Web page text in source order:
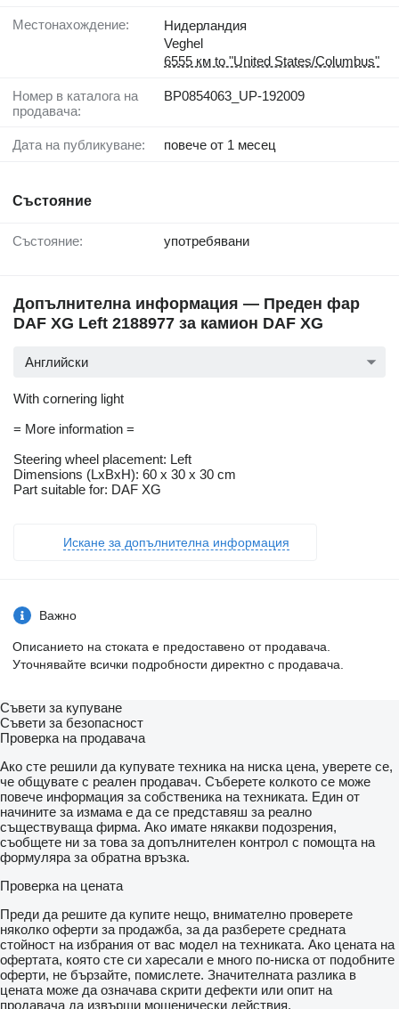
Местонахождение:
Нидерландия
Veghel
6555 км to "United States/Columbus"
Номер в каталога на
продавача:
BP0854063_UP-192009
Дата на публикуване: повече от 1 месец
Състояние
Състояние: употребявани
Допълнителна информация — Преден фар
DAF XG Left 2188977 за камион DAF XG
Английски
With cornering light
= More information =
Steering wheel placement: Left
Dimensions (LxBxH): 60 x 30 x 30 cm
Part suitable for: DAF XG
Искане за допълнителна информация
Важно
Описанието на стоката е предоставено от продавача.
Уточнявайте всички подробности директно с продавача.
Съвети за купуване
Съвети за безопасност
Проверка на продавача
Ако сте решили да купувате техника на ниска цена, уверете се,
че общувате с реален продавач. Съберете колкото се може
повече информация за собственика на техниката. Един от
начините за измама е да се представяш за реално
съществуваща фирма. Ако имате някакви подозрения,
съобщете ни за това за допълнителен контрол с помощта на
формуляра за обратна връзка.
Проверка на цената
Преди да решите да купите нещо, внимателно проверете
няколко оферти за продажба, за да разберете средната
стойност на избрания от вас модел на техниката. Ако цената на
офертата, която сте си харесали е много по-ниска от подобните
оферти, не бързайте, помислете. Значителната разлика в
цената може да означава скрити дефекти или опит на
продавача да извърши мошенически действия.